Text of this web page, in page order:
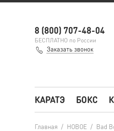
8 (800) 707-48-04
БЕСПЛАТНО по России
Заказать звонок
КАРАТЭ БОКС
Главная / НОВОЕ / Bad